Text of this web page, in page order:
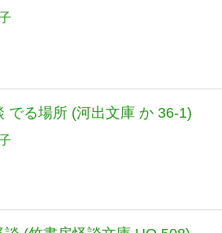
でる場所 (河出文庫 か 36-1)